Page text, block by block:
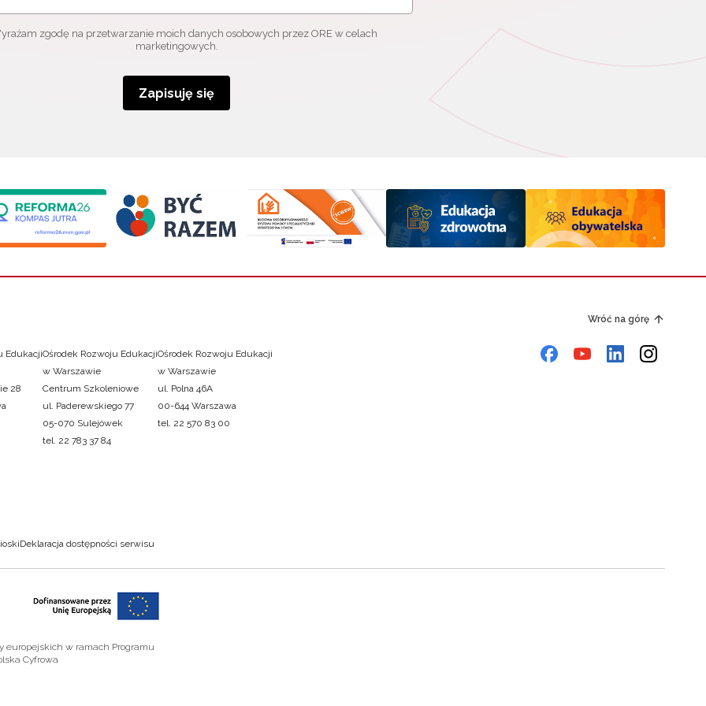
zgodę na przetwarzanie moich danych osobowych przez ORE w celach
marketingowych.
Zapisuję się
Wróć na górę
Edukacji
28
Ośrodek Rozwoju Edukacji
w Warszawie
Centrum Szkoleniowe
ul. Paderewskiego 77
05-070 Sulejówek
tel. 22 783 37 84
Ośrodek Rozwoju Edukacji
w Warszawie
ul. Polna 46A
00-644 Warszawa
tel. 22 570 83 00
Deklaracja dostępności serwisu
europejskich w ramach Programu
Cyfrowa